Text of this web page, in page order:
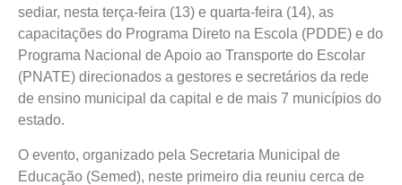
sediar, nesta terça-feira (13) e quarta-feira (14), as
capacitações do Programa Direto na Escola (PDDE) e do
Programa Nacional de Apoio ao Transporte do Escolar
(PNATE) direcionados a gestores e secretários da rede
de ensino municipal da capital e de mais 7 municípios do
estado.
O evento, organizado pela Secretaria Municipal de
Educação (Semed), neste primeiro dia reuniu cerca de